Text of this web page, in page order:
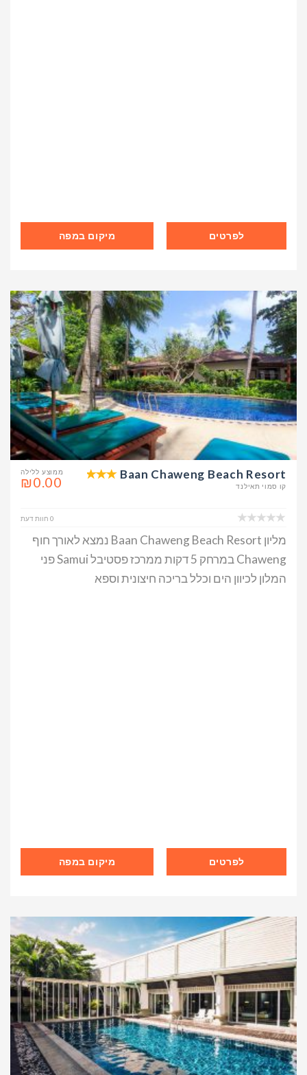
לפרטים מיקום במפה
ממוצע ללילה
₪0.00 Baan Chaweng Beach Resort
קו סמוי תאילנד
0 חוות דעת
מליון Baan Chaweng Beach Resort נמצא לאורך חוף
Chaweng במרחק 5 דקות ממרכז פסטיבל Samui פני
המלון לכיוון הים וכלל בריכה חיצונית וספא
לפרטים מיקום במפה